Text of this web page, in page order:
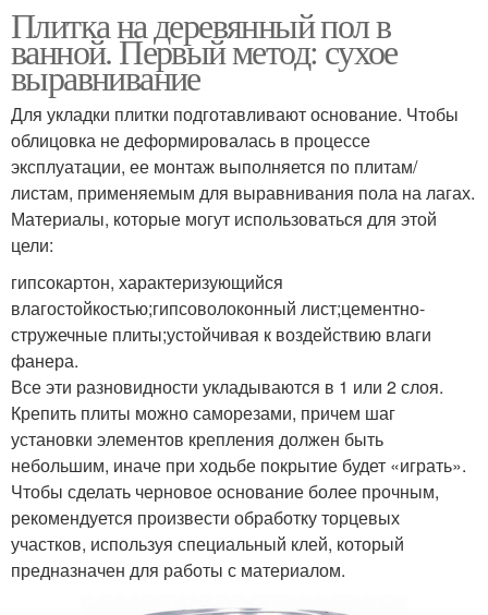
Плитка на деревянный пол в
ванной. Первый метод: сухое
выравнивание
Для укладки плитки подготавливают основание. Чтобы
облицовка не деформировалась в процессе
эксплуатации, ее монтаж выполняется по плитам/
листам, применяемым для выравнивания пола на лагах.
Материалы, которые могут использоваться для этой
цели:
гипсокартон, характеризующийся
влагостойкостью;гипсоволоконный лист;цементно-
стружечные плиты;устойчивая к воздействию влаги
фанера.
Все эти разновидности укладываются в 1 или 2 слоя.
Крепить плиты можно саморезами, причем шаг
установки элементов крепления должен быть
небольшим, иначе при ходьбе покрытие будет «играть».
Чтобы сделать черновое основание более прочным,
рекомендуется произвести обработку торцевых
участков, используя специальный клей, который
предназначен для работы с материалом.